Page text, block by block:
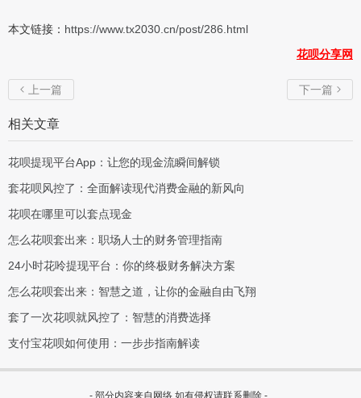
本文链接： https://www.tx2030.cn/post/286.html
花呗分享网
 上一篇 下一篇 
相关文章
花呗提现平台App：让您的现金流瞬间解锁
套花呗风控了：全面解读现代消费金融的新风向
花呗在哪里可以套点现金
怎么花呗套出来：职场人士的财务管理指南
24小时花呤提现平台：你的终极财务解决方案
怎么花呗套出来：智慧之道，让你的金融自由飞翔
套了一次花呗就风控了：智慧的消费选择
支付宝花呗如何使用：一步步指南解读
- 部分内容来自网络,如有侵权请联系删除 -